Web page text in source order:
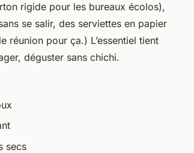
rigide pour les bureaux écolos),
se salir, des serviettes en papier
réunion pour ça.) L’essentiel tient
déguster sans chichi.
secs